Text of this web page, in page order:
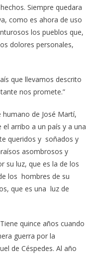
Siempre quedara
como es ahora de uso
los pueblos que,
dolores personales,
que llevamos descrito
nos promete.”
de José Martí,
arribo a un país y a una
queridos y soñados y
asombrosos y
su luz, que es la de los
los hombres de su
que es una luz de
quince años cuando
guerra por la
de Céspedes. Al año